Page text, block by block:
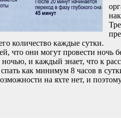
количество каждые сутки.
что они могут провести ночь
ночью, и каждый знает, что к
как минимум 8 часов в
на яхте нет, и